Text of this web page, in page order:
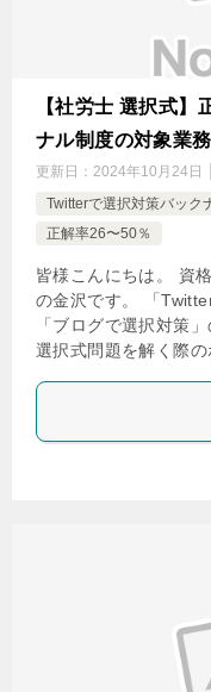
【社労士 選択式】
ナル制度の対象業務
更新日： 2024年10月24日
Twitterで選択対策バック
正解率26〜50％
皆様こんにちは。 資
の金沢です。 「
「ブログで選択対策
選択式問題を解く際